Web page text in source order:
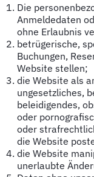
Die
Anmeldedaten
ohne Erlaubnis
betrügerische,
Buchungen,
Website stellen;
die Website als
ungesetzliches,
beleidigendes,
oder
oder
die Website
die Website
unerlaubte